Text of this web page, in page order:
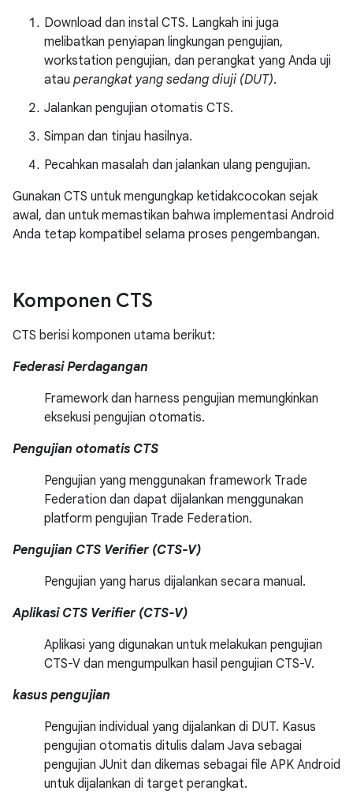
Download dan instal CTS. Langkah ini juga
melibatkan penyiapan lingkungan pengujian,
workstation pengujian, dan perangkat yang Anda uji
atau perangkat yang sedang diuji (DUT).
Jalankan pengujian otomatis CTS.
Simpan dan tinjau hasilnya.
Pecahkan masalah dan jalankan ulang pengujian.
Gunakan CTS untuk mengungkap ketidakcocokan sejak
awal, dan untuk memastikan bahwa implementasi Android
Anda tetap kompatibel selama proses pengembangan.
Komponen CTS
CTS berisi komponen utama berikut:
Federasi Perdagangan
Framework dan harness pengujian memungkinkan
eksekusi pengujian otomatis.
Pengujian otomatis CTS
Pengujian yang menggunakan framework Trade
Federation dan dapat dijalankan menggunakan
platform pengujian Trade Federation.
Pengujian CTS Verifier (CTS-V)
Pengujian yang harus dijalankan secara manual.
Aplikasi CTS Verifier (CTS-V)
Aplikasi yang digunakan untuk melakukan pengujian
CTS-V dan mengumpulkan hasil pengujian CTS-V.
kasus pengujian
Pengujian individual yang dijalankan di DUT. Kasus
pengujian otomatis ditulis dalam Java sebagai
pengujian JUnit dan dikemas sebagai file APK Android
untuk dijalankan di target perangkat.